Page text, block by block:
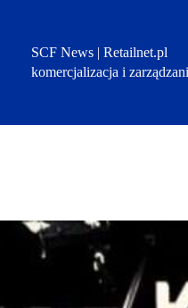
SCF News | Retailnet.pl
komercjalizacja i